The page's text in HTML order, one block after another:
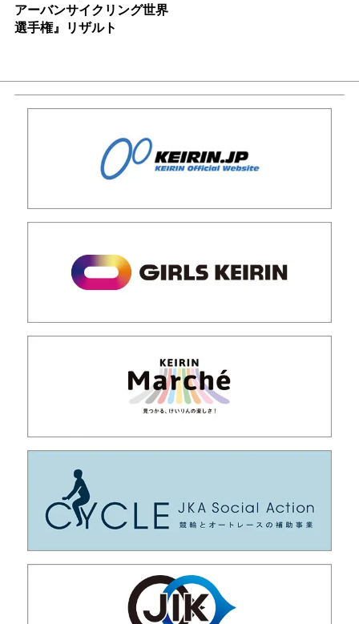
アーバンサイクリング世界
選手権』リザルト